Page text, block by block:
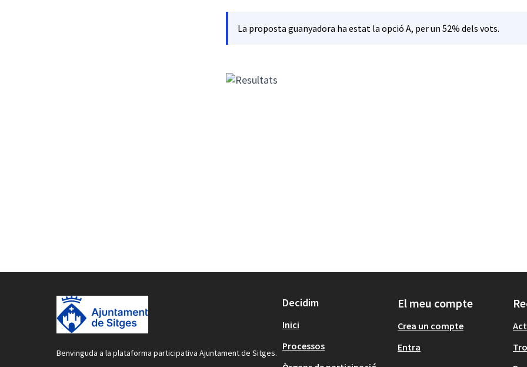
La proposta guanyadora ha estat la opció A, per un 52% dels vots.
Benvinguda a la plataforma participativa Ajuntament de Sitges.
Decidim
Inici
Processos
El meu compte
Crea un compte
Entra